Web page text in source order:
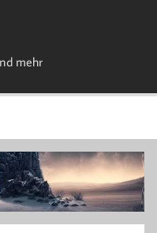
mehr